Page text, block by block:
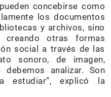
concebirse como
los documentos
y archivos, sino
otras formas
social a través de las
sonoro, de imagen,
analizar. Son
estudiar”, explicó la